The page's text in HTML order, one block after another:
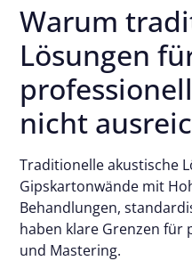
Warum
Lösungen
nicht
Traditionelle akustische
Gipskartonwände mit
Behandlungen,
haben klare Grenzen für
und Mastering.